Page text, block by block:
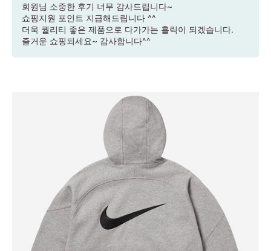
회원님 소중한 후기 너무 감사드립니다~
쇼핑지원 포인트 지급해드립니다 ^^
더욱 퀄리티 좋은 제품으로 다가가는 홀릭이 되겠습니다.
즐거운 쇼핑되세요~ 감사합니다^^